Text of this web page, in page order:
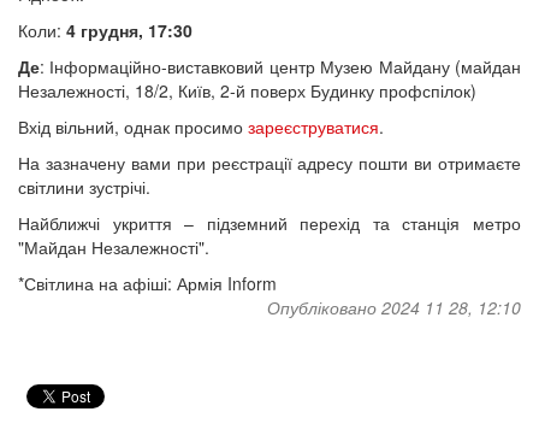
Коли: 4 грудня, 17:30
Де: Інформаційно-виставковий центр Музею Майдану (майдан
Незалежності, 18/2, Київ, 2-й поверх Будинку профспілок)
Вхід вільний, однак просимо зареєструватися.
На зазначену вами при реєстрації адресу пошти ви отримаєте
світлини зустрічі.
Найближчі укриття – підземний перехід та станція метро
"Майдан Незалежності".
*Світлина на афіші: Армія Inform
Опубліковано 2024 11 28, 12:10